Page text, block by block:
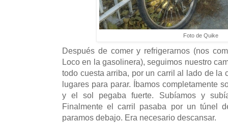
Foto de Quike
Después de comer y refrigerarnos (nos
Loco en la gasolinera), seguimos nuestro
todo cuesta arriba, por un carril al lado de la
lugares para parar. Íbamos completamente
y el sol pegaba fuerte. Subíamos y
Finalmente el carril pasaba por un túnel
paramos debajo. Era necesario descansar.